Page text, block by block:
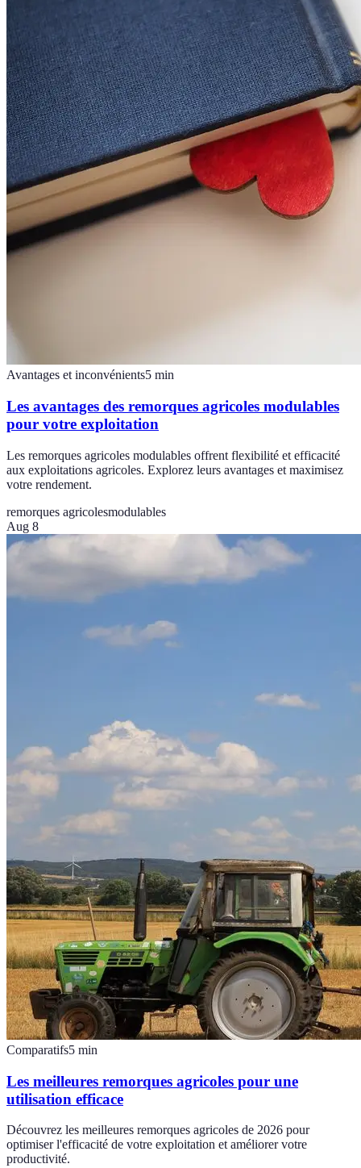
Avantages et inconvénients5 min
Les avantages des remorques agricoles modulables
pour votre exploitation
Les remorques agricoles modulables offrent flexibilité et efficacité
aux exploitations agricoles. Explorez leurs avantages et maximisez
votre rendement.
remorques agricolesmodulables
Aug 8
Comparatifs5 min
Les meilleures remorques agricoles pour une
utilisation efficace
Découvrez les meilleures remorques agricoles de 2026 pour
optimiser l'efficacité de votre exploitation et améliorer votre
productivité.